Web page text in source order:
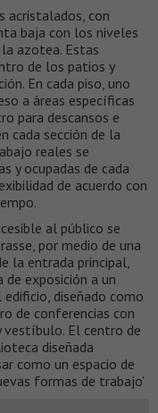
acristalados, con
baja con los niveles
azotea. Estas
de los patios y
En cada piso, uno
a áreas específicas
para descansos e
cada sección de la
reales se
y ocupadas de cada
de acuerdo con
al público se
por medio de una
la entrada principal,
de exposición a un
diseñado como
de conferencias con
vestíbulo. El centro de
diseñada
como un espacio de
formas de trabajo’